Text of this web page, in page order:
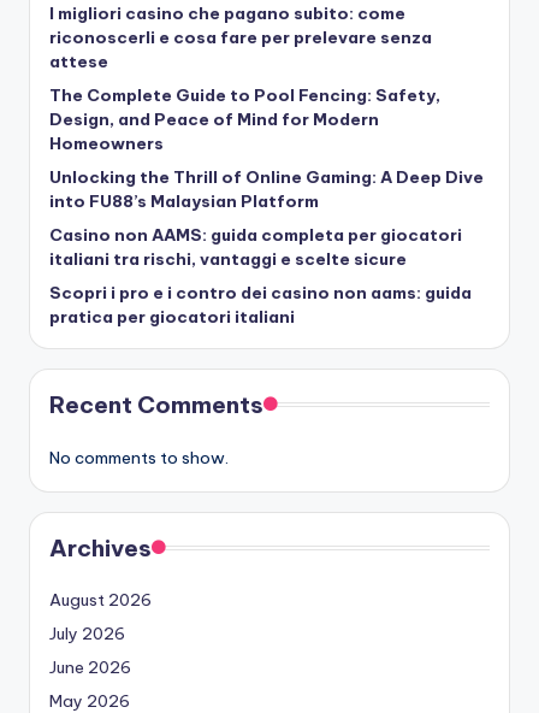
I migliori casino che pagano subito: come
riconoscerli e cosa fare per prelevare senza
attese
The Complete Guide to Pool Fencing: Safety,
Design, and Peace of Mind for Modern
Homeowners
Unlocking the Thrill of Online Gaming: A Deep Dive
into FU88’s Malaysian Platform
Casino non AAMS: guida completa per giocatori
italiani tra rischi, vantaggi e scelte sicure
Scopri i pro e i contro dei casino non aams: guida
pratica per giocatori italiani
Recent Comments
No comments to show.
Archives
August 2026
July 2026
June 2026
May 2026